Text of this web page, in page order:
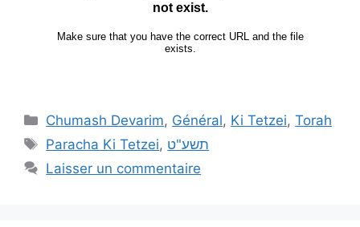
Chumash Devarim, Général, Ki Tetzei,Torah
Paracha Ki Tetzei, תשע"ט
Laisser un commentaire